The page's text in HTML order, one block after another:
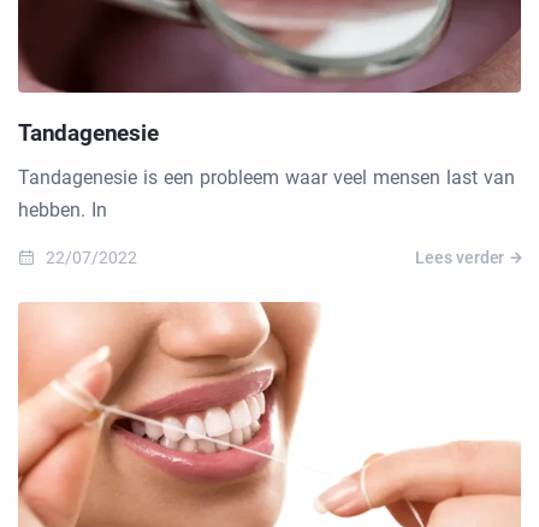
Tandagenesie
Tandagenesie is een probleem waar veel mensen last van
hebben. In
22/07/2022 Lees verder